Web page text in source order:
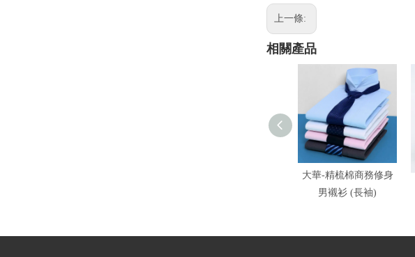
上一條:
相關產品
大華-精梳棉商務修身
男襯衫 (長袖)